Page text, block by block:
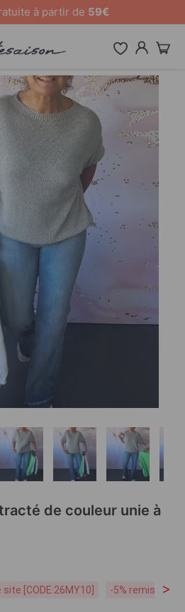
de remise sur tout le site [CODE:
de couleur unie à
[CODE:26MY10] -5% remise dès
>